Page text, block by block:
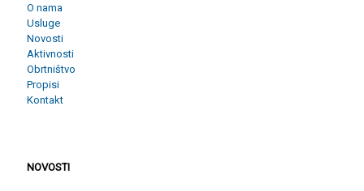
O nama
Usluge
Novosti
Aktivnosti
Obrtništvo
Propisi
Kontakt
NOVOSTI